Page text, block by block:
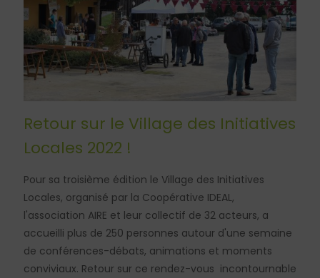
Retour sur le Village des Initiatives
Locales 2022 !
Pour sa troisième édition le Village des Initiatives
Locales, organisé par la Coopérative IDEAL,
l'association AIRE et leur collectif de 32 acteurs, a
accueilli plus de 250 personnes autour d'une semaine
de conférences-débats, animations et moments
conviviaux. Retour sur ce rendez-vous incontournable